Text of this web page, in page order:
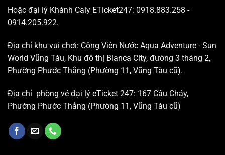
Hoặc đại lý Khánh Caly ETicket247: 0918.883.258 -
0914.205.922.
Địa chỉ khu vui chơi: Công Viên Nước Aqua Adventure - Sun
World Vũng Tàu, Khu đô thị Blanca City, đường 3 tháng 2,
Phường Phước Thắng (Phường 11, Vũng Tàu cũ).
Địa chỉ phòng vé đại lý eTicket 247: 167 Cầu Cháy,
Phường Phước Thắng (Phường 11, Vũng Tàu cũ)